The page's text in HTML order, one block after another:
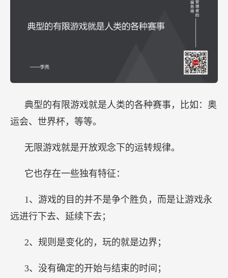
典型的有限游戏就是人类的各种赛事，比如：奥
运会、世界杯，等等。
无限游戏就是开放观念下的运转规律。
它也存在一些独有特征：
1、游戏的目的并不是争个胜负，而是让游戏永
远进行下去、延续下去；
2、规则是变化的，玩的就是边界；
3、没有确定的开始与结束的时间；